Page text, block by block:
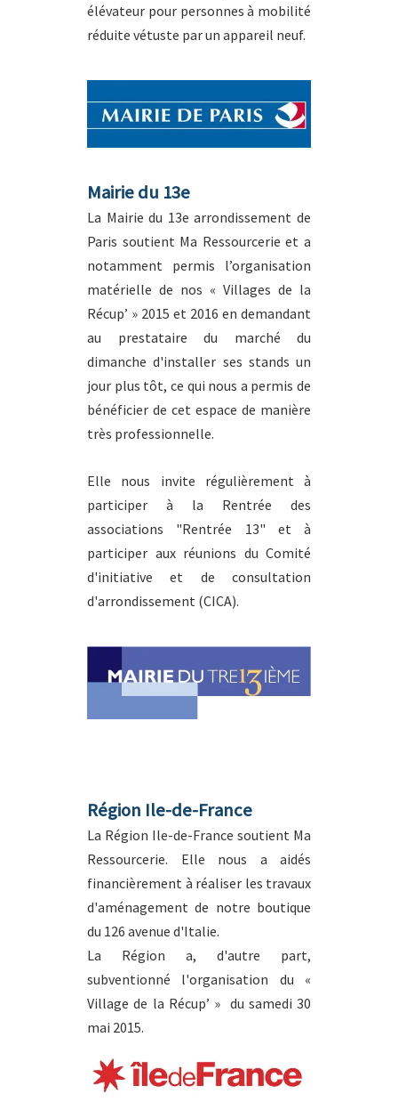
élévateur pour personnes à mobilité
réduite vétuste par un appareil neuf.
Mairie du 13e
La Mairie du 13e arrondissement de
Paris soutient Ma Ressourcerie et a
notamment permis l’organisation
matérielle de nos « Villages de la
Récup’ » 2015 et 2016 en demandant
au prestataire du marché du
dimanche d'installer ses stands un
jour plus tôt, ce qui nous a permis de
bénéficier de cet espace de manière
très professionnelle.
Elle nous invite régulièrement à
participer à la Rentrée des
associations "Rentrée 13" et à
participer aux réunions du Comité
d'initiative et de consultation
d'arrondissement (CICA).
Région Ile-de-France
La Région Ile-de-France soutient Ma
Ressourcerie. Elle nous a aidés
financièrement à réaliser les travaux
d'aménagement de notre boutique
du 126 avenue d'Italie.
La Région a, d'autre part,
subventionné l'organisation du «
Village de la Récup’ » du samedi 30
mai 2015.